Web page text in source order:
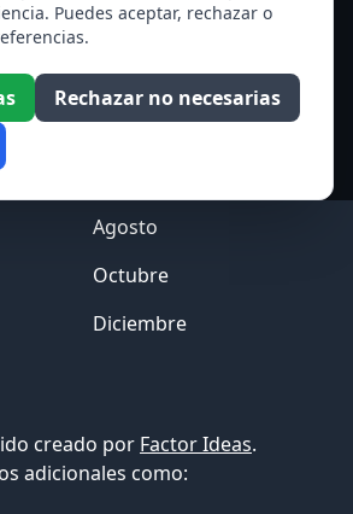
Puedes aceptar, rechazar o
Rechazar no necesarias
Febrero
Abril
Agosto
Octubre
Diciembre
creado por Factor Ideas.
adicionales como: